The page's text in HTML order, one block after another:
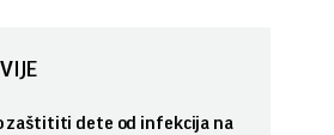
zaštititi dete od infekcija na